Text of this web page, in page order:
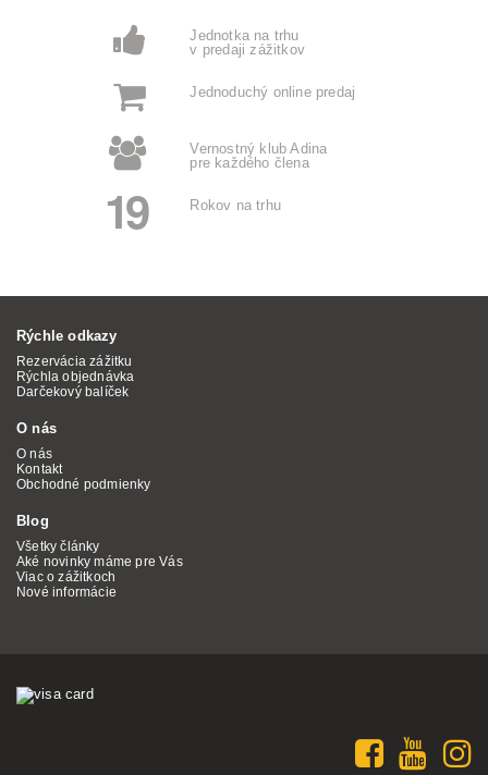
Jednotka na trhu
v predaji zážitkov
Jednoduchý online predaj
Vernostný klub Adina
pre každého člena
19 Rokov na trhu
Rýchle odkazy
Rezervácia zážitku
Rýchla objednávka
Darčekový balíček
O nás
O nás
Kontakt
Obchodné podmienky
Blog
Všetky články
Aké novinky máme pre Vás
Viac o zážitkoch
Nové informácie